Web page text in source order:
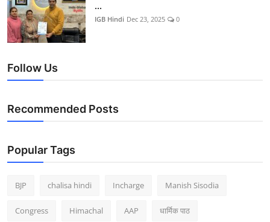
...
IGB Hindi Dec 23, 2025 0
Follow Us
Recommended Posts
Popular Tags
BJP chalisa hindi Incharge Manish Sisodia
Congress Himachal AAP धार्मिक पाठ